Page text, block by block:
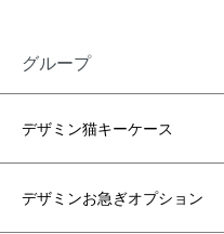
グループ
デザミン猫キーケース
デザミンお急ぎオプション